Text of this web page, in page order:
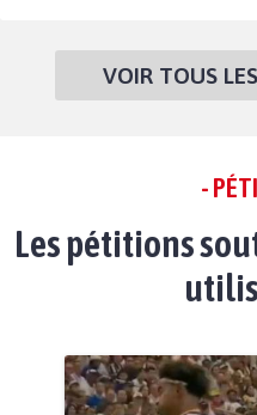
VOIR TOUS
-
Les pétitions